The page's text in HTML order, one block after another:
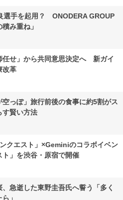
選手を起用？ ONODERA GROUP
み重ね」
任せ」から共同意思決定へ 新ガイ
改革
空っぽ」旅行前後の食事に約5割がス
賢い方法
クエスト」×Geminiのコラボイベン
ト」を渋谷・原宿で開催
急逝した東野圭吾氏へ誓う「多く
」